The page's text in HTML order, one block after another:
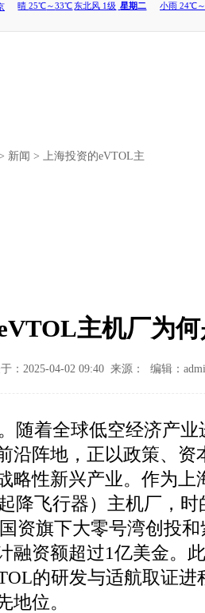
新闻 > 上海投资的eVTOL主
主机厂为
：2025-04-02 09:40 来源： 编辑：
随着全球低空经济产
沿阵地，正以政策、资
略性新兴产业。作为上
降飞行器）主机厂，
资旗下大零号湾创投
融资额超过1亿美金。
的研发与适航取证
地位。